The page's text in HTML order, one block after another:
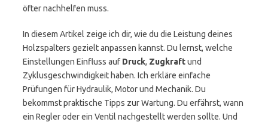
öfter nachhelfen muss.
In diesem Artikel zeige ich dir, wie du die Leistung deines
Holzspalters gezielt anpassen kannst. Du lernst, welche
Einstellungen Einfluss auf Druck, Zugkraftund
Zyklusgeschwindigkeit haben. Ich erkläre einfache
Prüfungen für Hydraulik, Motor und Mechanik. Du
bekommst praktische Tipps zur Wartung. Du erfährst, wann
ein Regler oder ein Ventil nachgestellt werden sollte. Und